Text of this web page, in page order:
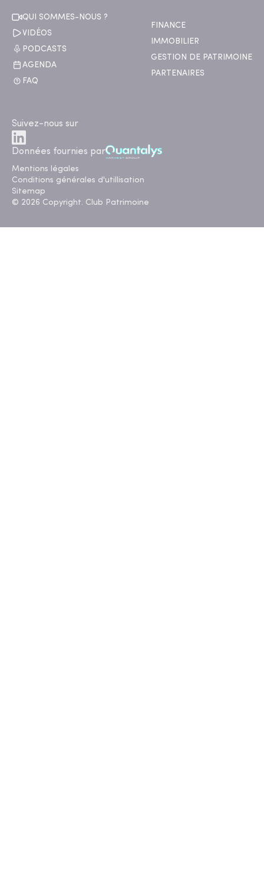
QUI SOMMES-NOUS ?
VIDÉOS
PODCASTS
AGENDA
FAQ
FINANCE
IMMOBILIER
GESTION DE PATRIMOINE
PARTENAIRES
Suivez-nous sur
Données fournies par
Mentions légales
Conditions générales d'utillisation
Sitemap
© 2026 Copyright. Club Patrimoine